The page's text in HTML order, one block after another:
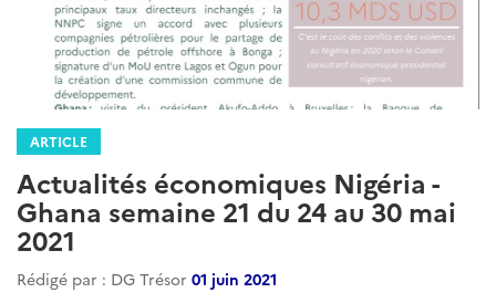
ARTICLE
Actualités économiques Nigéria -
Ghana semaine 21 du 24 au 30 mai
2021
Rédigé par : DG Trésor 01 juin 2021